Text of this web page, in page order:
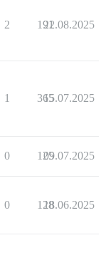
2 191
22.08.2025
1 365
15.07.2025
0 125
09.07.2025
0 128
18.06.2025